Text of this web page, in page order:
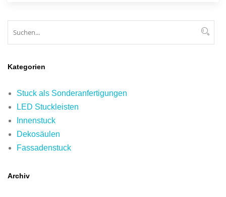
Kategorien
Stuck als Sonderanfertigungen
LED Stuckleisten
Innenstuck
Dekosäulen
Fassadenstuck
Archiv